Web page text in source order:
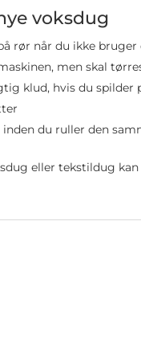
voksdug
rør når du ikke bruger
men skal
klud, hvis du
du ruller den
eller tekstildug